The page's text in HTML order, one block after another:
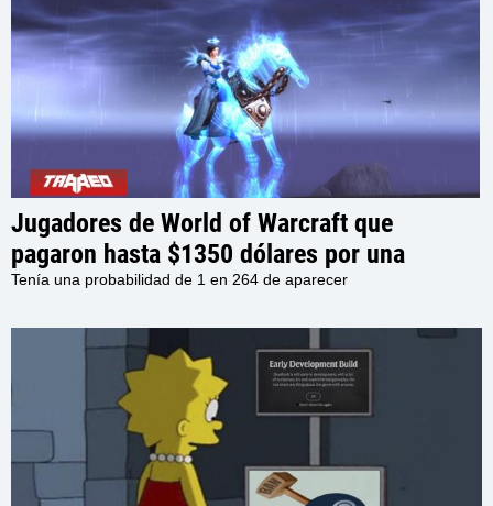
Jugadores de World of Warcraft que
pagaron hasta $1350 dólares por una
montura, se enteran que pronto se podrá
Tenía una probabilidad de 1 en 264 de aparecer